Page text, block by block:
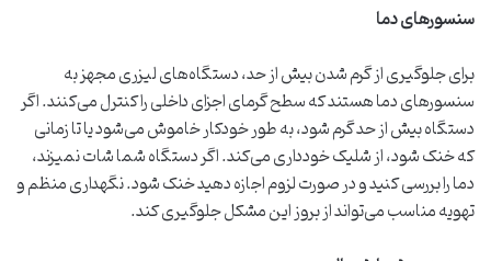
سنسورهای دما
برای جلوگیری از گرم شدن بیش از حد، دستگاه‌های لیزری مجهز به
سنسورهای دما هستند که سطح گرمای اجزای داخلی را کنترل می‌کنند. اگر
دستگاه بیش از حد گرم شود، به طور خودکار خاموش می‌شود یا تا زمانی
که خنک شود، از شلیک خودداری می‌کند. اگر دستگاه شما شات نمیزند،
دما را بررسی کنید و در صورت لزوم اجازه دهید خنک شود. نگهداری منظم و
تهویه مناسب می‌تواند از بروز این مشکل جلوگیری کند.